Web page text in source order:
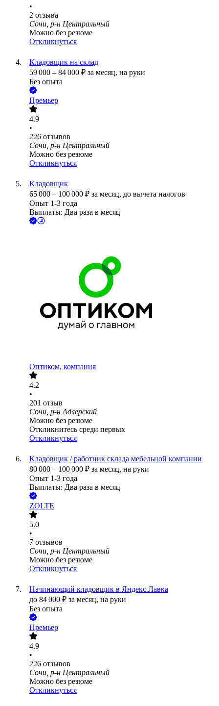
•
2 отзыва
Сочи, р-н Центральный
Можно без резюме
Откликнуться
Кладовщик на склад
59 000 – 84 000 ₽ за месяц, на руки
Без опыта
Премьер
4.9
•
226 отзывов
Сочи, р-н Центральный
Можно без резюме
Откликнуться
Кладовщик
65 000 – 100 000 ₽ за месяц, до вычета налогов
Опыт 1-3 года
Выплаты: Два раза в месяц
Оптиком, компания
4.2
•
201 отзыв
Сочи, р-н Адлерский
Можно без резюме
Откликнитесь среди первых
Откликнуться
Кладовщик / работник склада мебельной компании
80 000 – 100 000 ₽ за месяц, на руки
Опыт 1-3 года
Выплаты: Два раза в месяц
ZOLTE
5.0
•
7 отзывов
Сочи, р-н Центральный
Можно без резюме
Откликнуться
Начинающий кладовщик в Яндекс.Лавка
до 84 000 ₽ за месяц, на руки
Без опыта
Премьер
4.9
•
226 отзывов
Сочи, р-н Центральный
Можно без резюме
Откликнуться